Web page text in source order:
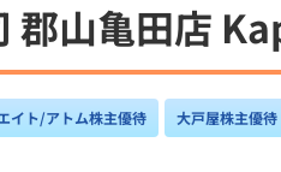
郡山亀田店
イト/アトム株主優待 大戸屋株主優待